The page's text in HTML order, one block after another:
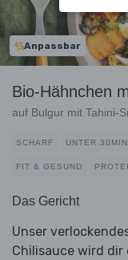
Anpassbar
Bio-Hähnchen
auf Bulgur mit Tahini-
SCHARF UNTER
FIT & GESUND
Das Gericht
Unser
Chilisauce wird dir